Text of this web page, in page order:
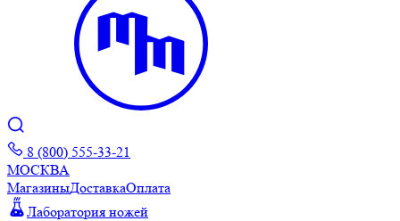
8 (800) 555-33-21
МОСКВА
МагазиныДоставкаОплата
Лаборатория ножей